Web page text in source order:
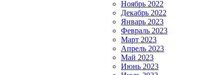
Ноябрь 2022
Декабрь 2022
Январь 2023
Февраль 2023
Март 2023
Апрель 2023
Май 2023
Июнь 2023